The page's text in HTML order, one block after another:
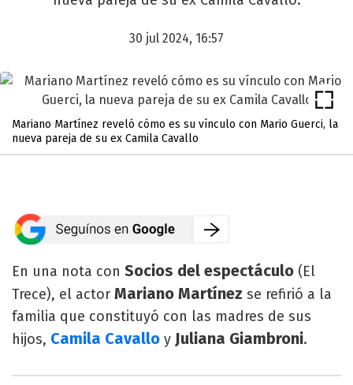
30 jul 2024, 16:57
Mariano Martínez reveló cómo es su vínculo con Mario Guerci, la
nueva pareja de su ex Camila Cavallo
En una nota con Socios del espectáculo (El
Trece), el actor Mariano Martínez se refirió a la
familia que constituyó con las madres de sus
hijos, Camila Cavallo y Juliana Giambroni.